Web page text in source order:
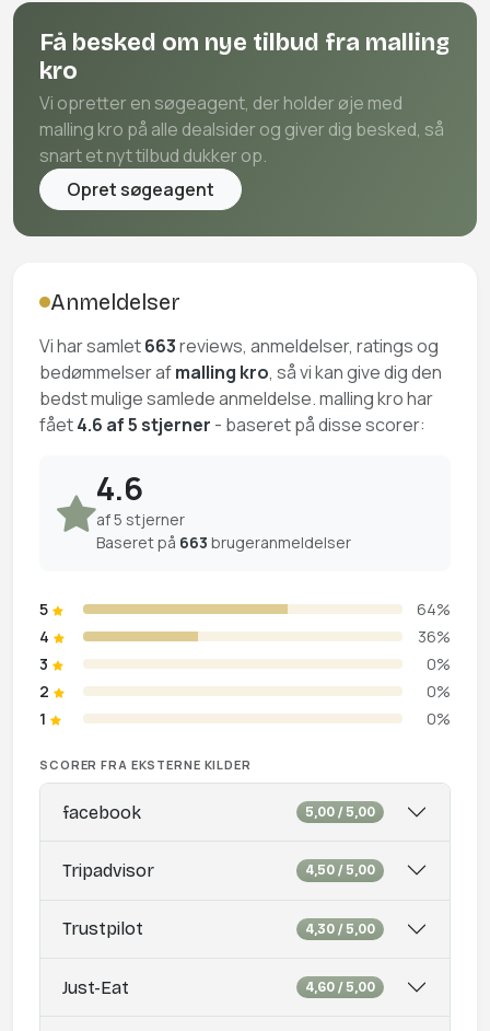
Få besked om nye tilbud fra malling
kro
Vi opretter en søgeagent, der holder øje med
malling kro på alle dealsider og giver dig besked, så
snart et nyt tilbud dukker op.
Opret søgeagent
Anmeldelser
Vi har samlet663reviews, anmeldelser, ratings og
bedømmelser afmalling kro, så vi kan give dig den
bedst mulige samlede anmeldelse. malling kro har
fået4.6 af 5 stjerner - baseret på disse scorer:
4.6
af 5 stjerner
Baseret på 663 brugeranmeldelser
5
64%
4
36%
3
0%
2
0%
1
0%
SCORER FRA EKSTERNE KILDER
facebook 5,00 / 5,00
Tripadvisor 4,50 / 5,00
Trustpilot 4,30 / 5,00
Just-Eat 4,60 / 5,00